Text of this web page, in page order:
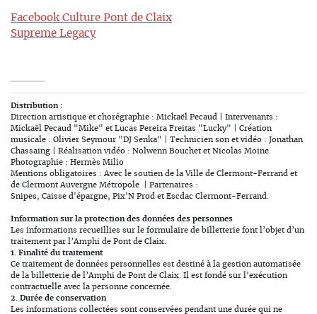
Facebook Culture Pont de Claix
Supreme Legacy
Distribution :
Direction artistique et chorégraphie : Mickaël Pecaud | Intervenants :
Mickaël Pecaud "Mike" et Lucas Pereira Freitas "Lucky" | Création
musicale : Olivier Seymour "DJ Senka" | Technicien son et vidéo : Jonathan
Chassaing | Réalisation vidéo : Nolwenn Bouchet et Nicolas Moine
Photographie : Hermès Milio
Mentions obligatoires : Avec le soutien de la Ville de Clermont-Ferrand et
de Clermont Auvergne Métropole
| Partenaires :
Snipes, Caisse d'épargne, Pix'N Prod et Escdac Clermont-Ferrand.
Information sur la protection des données des personnes
Les informations recueillies sur le formulaire de billetterie font l’objet d’un
traitement par l’Amphi de Pont de Claix.
1. Finalité du traitement
Ce traitement de données personnelles est destiné à la gestion automatisée
de la billetterie de l’Amphi de Pont de Claix. Il est fondé sur l'exécution
contractuelle avec la personne concernée.
2. Durée de conservation
Les informations collectées sont conservées pendant une durée qui ne